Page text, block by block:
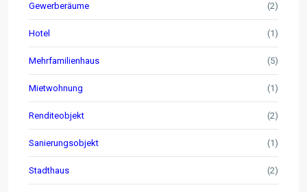
Gewerberäume (2)
Hotel (1)
Mehrfamilienhaus (5)
Mietwohnung (1)
Renditeobjekt (2)
Sanierungsobjekt (1)
Stadthaus (2)